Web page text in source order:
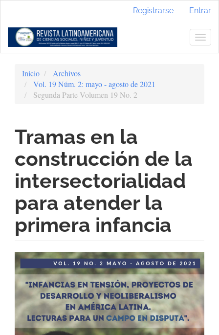
Contenido
principal
Barra
Registrarse Entrar
Inicio
Archivos
Vol. 19 Núm. 2: mayo - agosto de 2021
Segunda Parte Volumen 19 No. 2
Tramas en la
construcción de la
intersectorialidad
para atender la
primera infancia
Barra
lateral
del
artículo